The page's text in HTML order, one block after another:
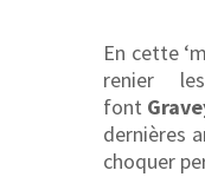
En cette
renier
font
dernières
choquer